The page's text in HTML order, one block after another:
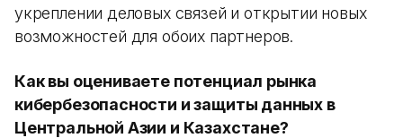
укреплении деловых связей и открытии новых
возможностей для обоих партнеров.
Как вы оцениваете потенциал рынка
кибербезопасности и защиты данных в
Центральной Азии и Казахстане?